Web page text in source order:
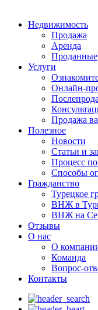
Недвижимость
Продажа
Аренда
Проданные
Услуги
Онлайн-
Продажа
Полезное
Новости
Статьи и
Процесс
Способы
Гражданство
Турецкое
ВНЖ в
ВНЖ на
Отзывы
О нас
О
Команда
Вопрос-
Контакты